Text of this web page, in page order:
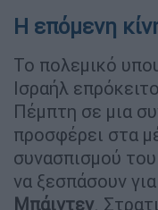
Η επόμενη
Το πολεμικό
Ισραήλ
Πέμπτη σε μια
προσφέρει στα
συνασπισμού
να ξεσπάσουν
Μπάιντεν.